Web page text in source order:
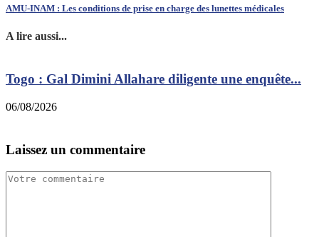
AMU-INAM : Les conditions de prise en charge des lunettes médicales
A lire aussi...
Togo : Gal Dimini Allahare diligente une enquête...
06/08/2026
Laissez un commentaire